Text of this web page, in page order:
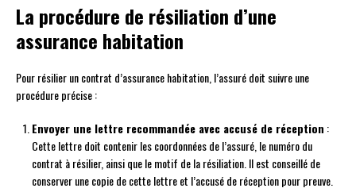
La procédure de résiliation d’une
assurance habitation
Pour résilier un contrat d’assurance habitation, l’assuré doit suivre une
procédure précise :
Envoyer une lettre recommandée avec accusé de réception :
Cette lettre doit contenir les coordonnées de l’assuré, le numéro du
contrat à résilier, ainsi que le motif de la résiliation. Il est conseillé de
conserver une copie de cette lettre et l’accusé de réception pour preuve.